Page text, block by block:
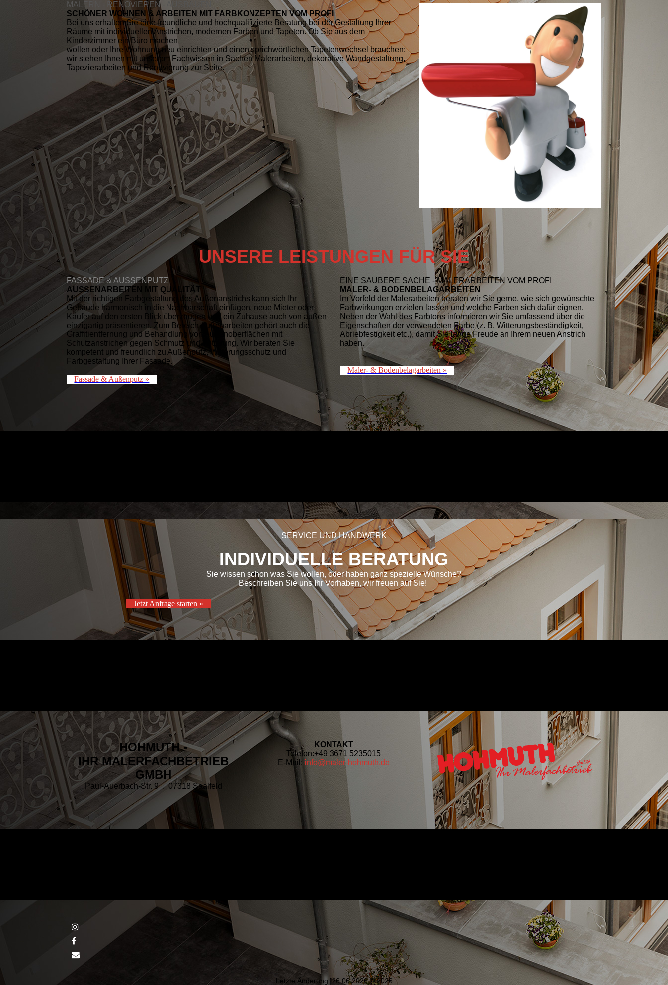
MALERN - RENOVIEREN - AUSBAUEN
SCHÖNER WOHNEN & ARBEITEN MIT FARBKONZEPTEN VOM PROFI
Bei uns erhalten Sie eine freundliche und hochqualifizierte Beratung bei der Gestaltung Ihrer
Räume mit individuellen Anstrichen, modernen Farben und Tapeten. Ob Sie aus dem
Kinderzimmer ein Büro machen
wollen oder Ihre Wohnung neu einrichten und einen sprichwörtlichen Tapetenwechsel brauchen:
wir stehen Ihnen mit unserem Fachwissen in Sachen Malerarbeiten, dekorative Wandgestaltung,
Tapezierarbeiten und Renovierung zur Seite.
UNSERE LEISTUNGEN FÜR SIE
FASSADE & AUSSENPUTZ
AUSSEN­ARBEITEN MIT QUALITÄT
Mit der richtigen Farbgestaltung des Außenanstrichs kann sich Ihr
Gebäude harmonisch in die Nachbarschaft einfügen, neue Mieter oder
Käufer auf den ersten Blick überzeugen und ein Zuhause auch von außen
einzigartig präsentieren. Zum Bereich Außenarbeiten gehört auch die
Graffitient­fer­nung und Behandlung von Außenoberflächen mit
Schutzanstrichen gegen Schmutz und Witterung. Wir beraten Sie
kompetent und freundlich zu Außenputz, Witterungsschutz und
Farbgestaltung Ihrer Fassade.
Fassade & Außenputz »
EINE SAUBERE SACHE - MALERARBEITEN VOM PROFI
MALER- & BODENBELAGARBEITEN
Im Vorfeld der Malerarbeiten beraten wir Sie gerne, wie sich gewünschte
Farbwirkungen erzielen lassen und welche Farben sich dafür eignen.
Neben der Wahl des Farbtons informieren wir Sie umfassend über die
Eigenschaften der verwendeten Farbe (z. B. Witterungsbeständigkeit,
Abriebfestigkeit etc.), damit Sie lange Freude an Ihrem neuen Anstrich
haben.
Maler- & Bodenbelagarbeiten »
SERVICE UND HANDWERK
INDIVIDUELLE BERATUNG
Sie wissen schon was Sie wollen, oder haben ganz spezielle Wünsche?
Beschreiben Sie uns Ihr Vorhaben, wir freuen auf Sie!
Jetzt Anfrage starten »
HOHMUTH -
IHR MALERFACHBETRIEB
GMBH
Paul-Auerbach-Str. 9 . 07318 Saalfeld
KONTAKT
Telefon:+49 3671 5235015
E-Mail: info@maler-hohmuth.de
Letzte Änderung: 26.06.2026 © 2026